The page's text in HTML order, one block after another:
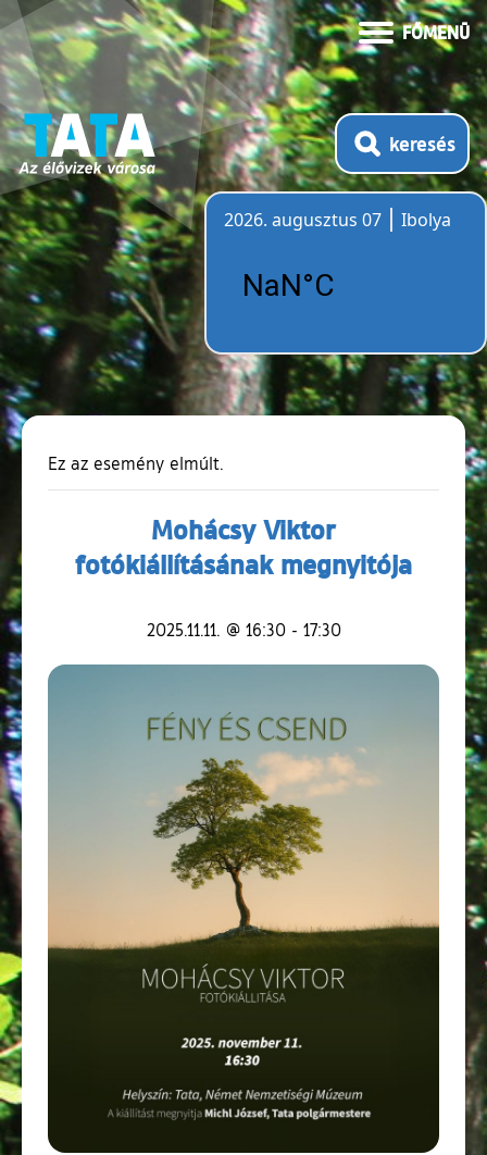
FŐMENÜ
keresés
2026. augusztus 07
Ibolya
Ez az esemény elmúlt.
Mohácsy Viktor
fotókiállításának megnyitója
2025.11.11. @ 16:30- 17:30